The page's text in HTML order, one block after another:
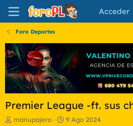
Acceder
Foro Deportes
Premier League -ft. sus
Imanupajero
F
9 Ago 2024